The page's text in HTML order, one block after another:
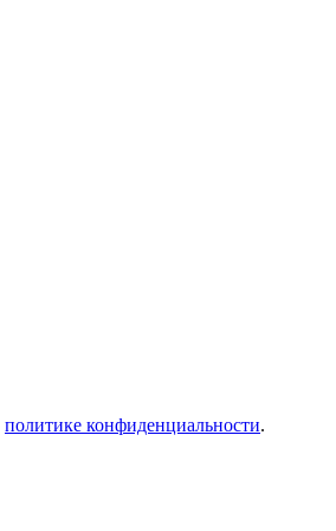
политике конфиденциальности.